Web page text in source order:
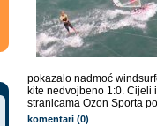
pokazalo nadmoć
kite nedvojbeno 1:0. Cijeli
stranicama Ozon Sporta
komentari (0)